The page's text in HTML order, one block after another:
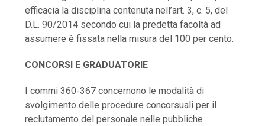
efficacia la disciplina contenuta nell’art. 3, c. 5, del
D.L. 90/2014 secondo cui la predetta facoltà ad
assumere è fissata nella misura del 100 per cento.
CONCORSI E GRADUATORIE
I commi 360-367 concernono le modalità di
svolgimento delle procedure concorsuali per il
reclutamento del personale nelle pubbliche